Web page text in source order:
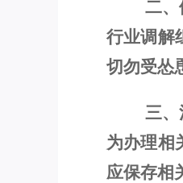
二、
行业调解
切勿受怂
三、
为办理相
应保存相